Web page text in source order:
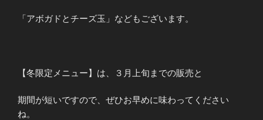
「アボガドとチーズ玉」などもございます。
【冬限定メニュー】は、３月上旬までの販売と
期間が短いですので、ぜひお早めに味わってください
ね。